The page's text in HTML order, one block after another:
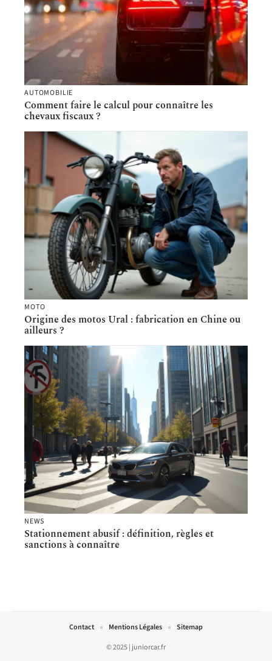
AUTOMOBILIE
Comment faire le calcul pour connaître les
chevaux fiscaux ?
MOTO
Origine des motos Ural : fabrication en Chine ou
ailleurs ?
NEWS
Stationnement abusif : définition, règles et
sanctions à connaître
© 2025 | juniorcar.fr
Contact Mentions Légales Sitemap